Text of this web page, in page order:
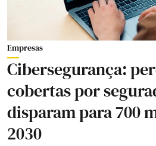
Empresas
Cibersegurança:
cobertas por
disparam para 700
2030